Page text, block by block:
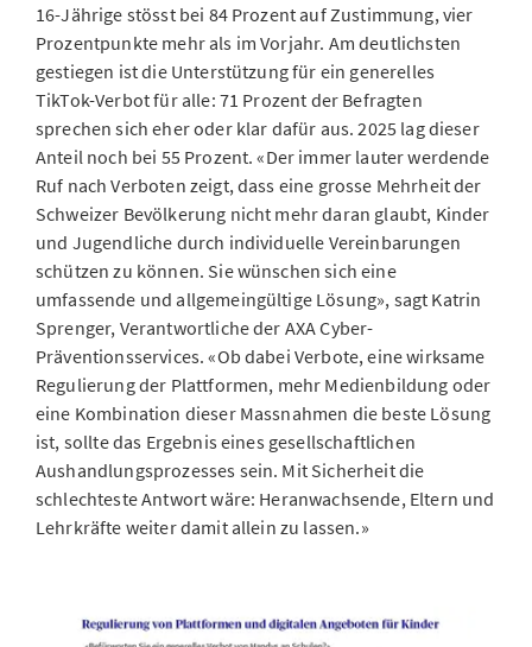
16-Jährige stösst bei 84 Prozent auf Zustimmung, vier
Prozentpunkte mehr als im Vorjahr. Am deutlichsten
gestiegen ist die Unterstützung für ein generelles
TikTok-Verbot für alle: 71 Prozent der Befragten
sprechen sich eher oder klar dafür aus. 2025 lag dieser
Anteil noch bei 55 Prozent. «Der immer lauter werdende
Ruf nach Verboten zeigt, dass eine grosse Mehrheit der
Schweizer Bevölkerung nicht mehr daran glaubt, Kinder
und Jugendliche durch individuelle Vereinbarungen
schützen zu können. Sie wünschen sich eine
umfassende und allgemeingültige Lösung», sagt Katrin
Sprenger, Verantwortliche der AXA Cyber-
Präventionsservices. «Ob dabei Verbote, eine wirksame
Regulierung der Plattformen, mehr Medienbildung oder
eine Kombination dieser Massnahmen die beste Lösung
ist, sollte das Ergebnis eines gesellschaftlichen
Aushandlungsprozesses sein. Mit Sicherheit die
schlechteste Antwort wäre: Heranwachsende, Eltern und
Lehrkräfte weiter damit allein zu lassen.»